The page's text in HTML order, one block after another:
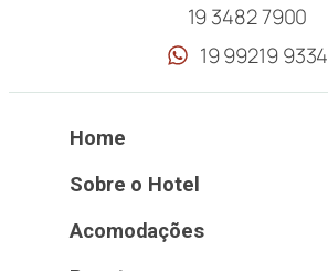
19 3482 7900
19 99219 9334
Home
Sobre o Hotel
Acomodações